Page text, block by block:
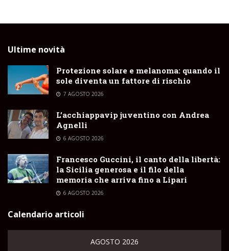
Ultime novità
Protezione solare e melanoma: quando il
sole diventa un fattore di rischio
7 AGOSTO 2026
L’acchiappavip juventino con Andrea
Agnelli
6 AGOSTO 2026
Francesco Guccini, il canto della libertà:
la Sicilia generosa e il filo della
memoria che arriva fino a Lipari
6 AGOSTO 2026
Calendario articoli
AGOSTO 2026